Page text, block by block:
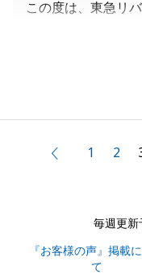
この度は、東急リ
ことができ大変嬉
また、Ｉ様からの
とうございます。
ら会社の提携税理
きお手伝いできれ
前へ1 2
毎週更新
『お客様の声』掲載
て